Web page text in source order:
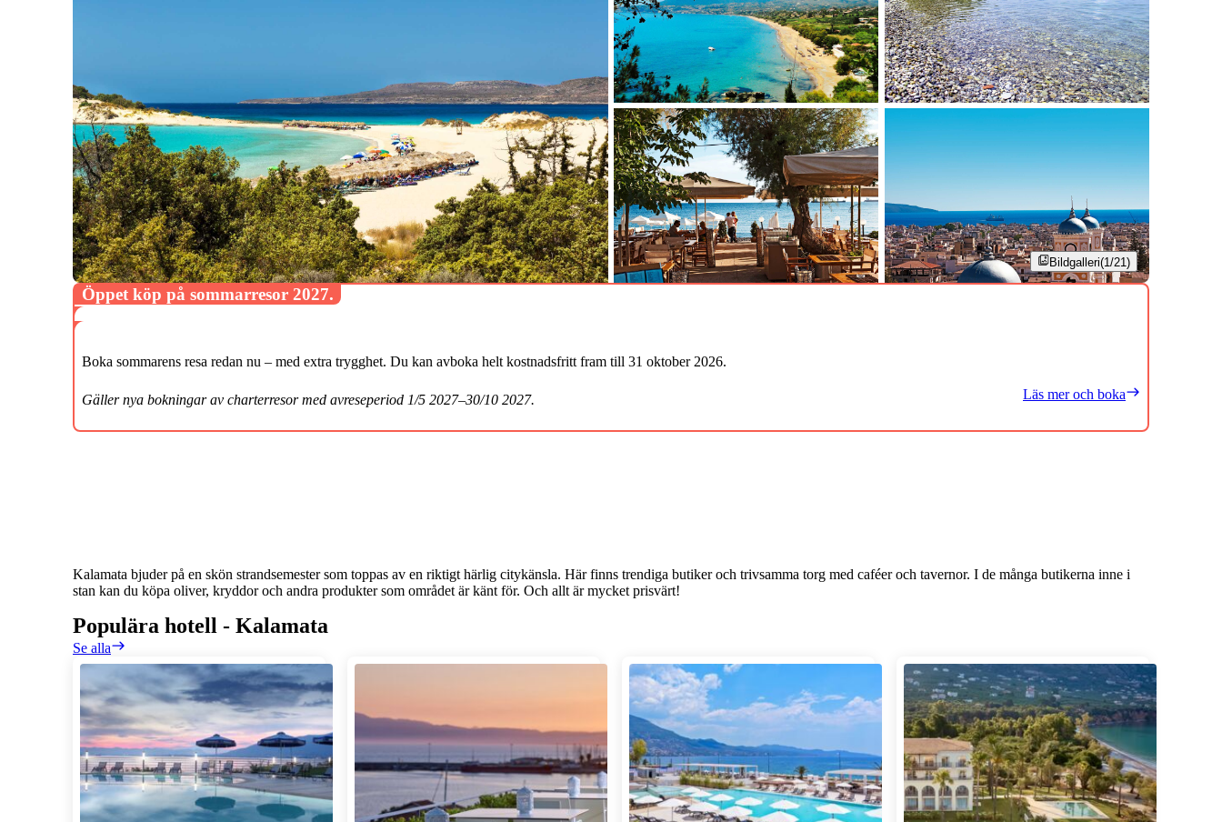
Bildgalleri(1/21)
Öppet köp på sommarresor 2027.
Boka sommarens resa redan nu – med extra trygghet. Du kan avboka helt kostnadsfritt fram till 31 oktober 2026.
Gäller nya bokningar av charterresor med avreseperiod 1/5 2027–30/10 2027. Läs mer och boka
Kalamata bjuder på en skön strandsemester som toppas av en riktigt härlig citykänsla. Här finns trendiga butiker och trivsamma torg med caféer och tavernor. I de många butikerna inne i
stan kan du köpa oliver, kryddor och andra produkter som området är känt för. Och allt är mycket prisvärt!
Populära hotell - Kalamata
Se alla